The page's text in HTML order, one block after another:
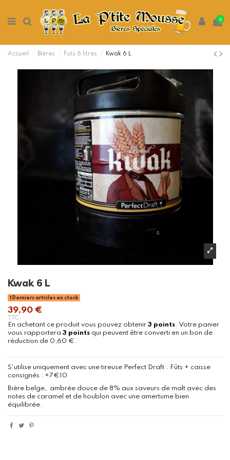
0
Accueil Bières Futs 6 litres Kwak 6 L
Kwak 6 L
Derniers articles en stock
39,90 €
TTC
En achetant ce produit vous pouvez obtenir 3 points. Votre panier
vous rapportera 3 points qui peuvent être converti en un bon de
réduction de 0,60 €.
S'utilise uniquement avec une tireuse Perfect Draft . Fûts + caisse
consignés : +7€10
Bière belge, ambrée douce de 8% aux saveurs de malt avec des
notes de caramel et de houblon avec une amertume bien
équilibrée.